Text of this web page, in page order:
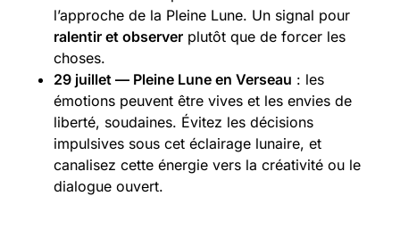
l’approche de la Pleine Lune. Un signal pour
ralentir et observer plutôt que de forcer les
choses.
29 juillet — Pleine Lune en Verseau : les
émotions peuvent être vives et les envies de
liberté, soudaines. Évitez les décisions
impulsives sous cet éclairage lunaire, et
canalisez cette énergie vers la créativité ou le
dialogue ouvert.